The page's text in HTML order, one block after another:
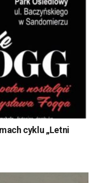
cyklu „Letni